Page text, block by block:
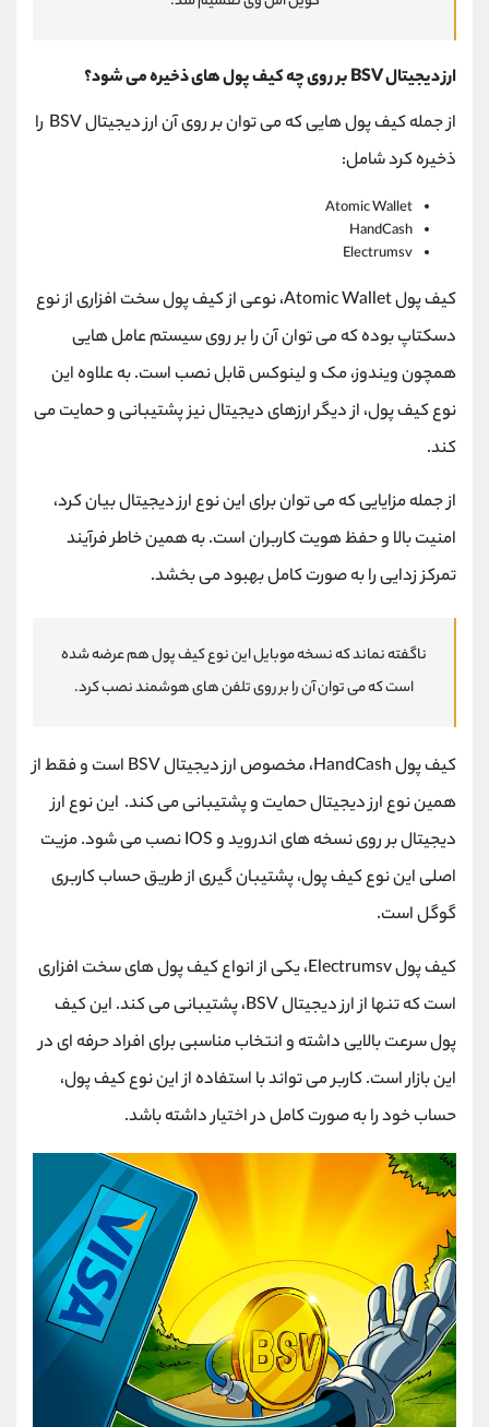
ارز دیجیتال BSV بر روی چه کیف پول های ذخیره می شود؟
از جمله کیف پول هایی که می توان بر روی آن ارز دیجیتال BSV را
ذخیره کرد شامل:
Atomic Wallet
HandCash
Electrumsv
کیف پول Atomic Wallet، نوعی از کیف پول سخت افزاری از نوع
دسکتاپ بوده که می توان آن را بر روی سیستم عامل هایی
همچون ویندوز، مک و لینوکس قابل نصب است. به علاوه این
نوع کیف پول، از دیگر ارزهای دیجیتال نیز پشتیبانی و حمایت می
کند.
از جمله مزایایی که می توان برای این نوع ارز دیجیتال بیان کرد،
امنیت بالا و حفظ هویت کاربران است. به همین خاطر فرآیند
تمرکز زدایی را به صورت کامل بهبود می بخشد.
ناگفته نماند که نسخه موبایل این نوع کیف پول هم عرضه شده
است که می توان آن را بر روی تلفن های هوشمند نصب کرد.
کیف پول HandCash، مخصوص ارز دیجیتال BSV است و فقط از
همین نوع ارز دیجیتال حمایت و پشتیبانی می کند. این نوع ارز
دیجیتال بر روی نسخه های اندروید و IOS نصب می شود. مزیت
اصلی این نوع کیف پول، پشتیبان گیری از طریق حساب کاربری
گوگل است.
کیف پول Electrumsv، یکی از انواع کیف پول های سخت افزاری
است که تنها از ارز دیجیتال BSV، پشتیبانی می کند. این کیف
پول سرعت بالایی داشته و انتخاب مناسبی برای افراد حرفه ای در
این بازار است. کاربر می تواند با استفاده از این نوع کیف پول،
حساب خود را به صورت کامل در اختیار داشته باشد.